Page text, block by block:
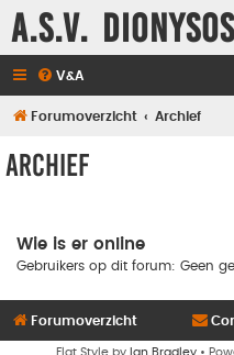
A.S.V.
V&A
Forumoverzicht Archief
Archief
Wie is er online
Gebruikers op dit forum: Geen
Forumoverzicht